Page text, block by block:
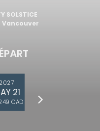
SOLSTICE
Vancouver
2027
21
CAD